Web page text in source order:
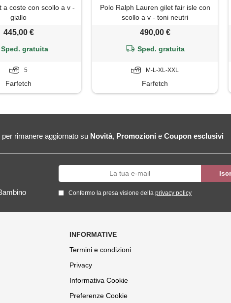
a coste con scollo a v -
giallo
445,00 €
Sped. gratuita
5
Farfetch
Polo Ralph Lauren gilet fair isle con
scollo a v - toni neutri
490,00 €
Sped. gratuita
M-L-XL-XXL
Farfetch
per rimanere aggiornato su Novità, Promozioni e Coupon esclusivi
Confermo la presa visione della privacy policy
Termini e condizioni
Privacy
Informativa Cookie
Preferenze Cookie